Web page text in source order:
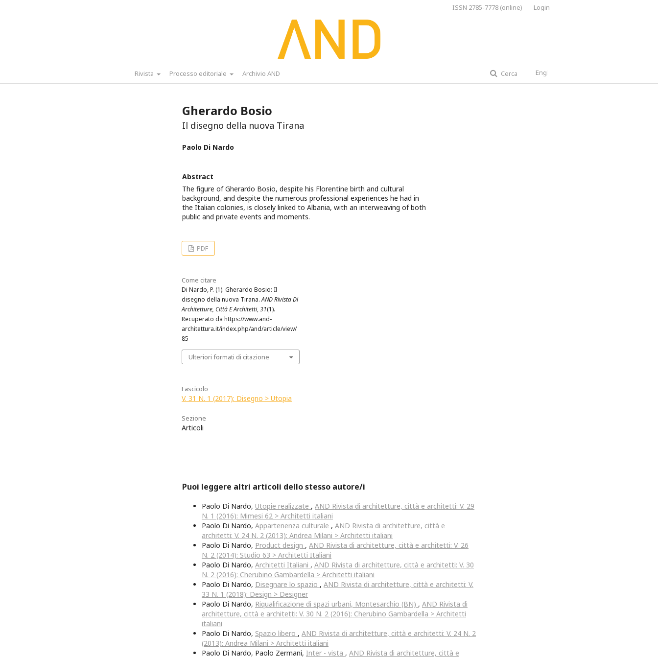
Rivista Processo editoriale Archivio AND Cerca
ISSN 2785-7778 (online) Login
Gherardo Bosio
Il disegno della nuova Tirana
Paolo Di Nardo
Abstract
The figure of Gherardo Bosio, despite his Florentine birth and cultural
background, and despite the numerous professional experiences he had in
the Italian colonies, is closely linked to Albania, with an interweaving of both
public and private events and moments.
PDF
Come citare
Di Nardo, P. (1). Gherardo Bosio: Il
disegno della nuova Tirana.AND Rivista Di
Architetture, Città E Architetti,31(1).
Recuperato da https://www.and-
architettura.it/index.php/and/article/view/
85
Ulteriori formati di citazione
Fascicolo
V. 31 N. 1 (2017): Disegno > Utopia
Sezione
Articoli
Puoi leggere altri articoli dello stesso autore/i
Paolo Di Nardo, Utopie realizzate , AND Rivista di architetture, città e architetti: V. 29
N. 1 (2016): Mimesi 62 > Architetti italiani
Paolo Di Nardo, Appartenenza culturale , AND Rivista di architetture, città e
architetti: V. 24 N. 2 (2013): Andrea Milani > Architetti italiani
Paolo Di Nardo, Product design , AND Rivista di architetture, città e architetti: V. 26
N. 2 (2014): Studio 63 > Architetti Italiani
Paolo Di Nardo, Architetti Italiani , AND Rivista di architetture, città e architetti: V. 30
N. 2 (2016): Cherubino Gambardella > Architetti italiani
Paolo Di Nardo, Disegnare lo spazio , AND Rivista di architetture, città e architetti: V.
33 N. 1 (2018): Design > Designer
Paolo Di Nardo, Riqualificazione di spazi urbani, Montesarchio (BN) , AND Rivista di
architetture, città e architetti: V. 30 N. 2 (2016): Cherubino Gambardella > Architetti
italiani
Paolo Di Nardo, Spazio libero , AND Rivista di architetture, città e architetti: V. 24 N. 2
(2013): Andrea Milani > Architetti italiani
Paolo Di Nardo, Paolo Zermani, Inter - vista , AND Rivista di architetture, città e
English